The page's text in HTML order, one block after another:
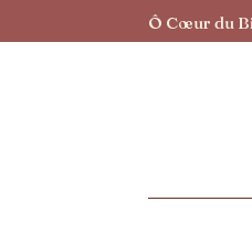
Ô Cœur du